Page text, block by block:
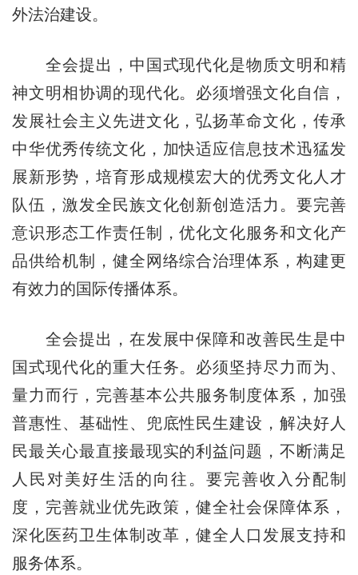
外法治建设。
全会提出，中国式现代化是物质文明和精
神文明相协调的现代化。必须增强文化自信，
发展社会主义先进文化，弘扬革命文化，传承
中华优秀传统文化，加快适应信息技术迅猛发
展新形势，培育形成规模宏大的优秀文化人才
队伍，激发全民族文化创新创造活力。要完善
意识形态工作责任制，优化文化服务和文化产
品供给机制，健全网络综合治理体系，构建更
有效力的国际传播体系。
全会提出，在发展中保障和改善民生是中
国式现代化的重大任务。必须坚持尽力而为、
量力而行，完善基本公共服务制度体系，加强
普惠性、基础性、兜底性民生建设，解决好人
民最关心最直接最现实的利益问题，不断满足
人民对美好生活的向往。要完善收入分配制
度，完善就业优先政策，健全社会保障体系，
深化医药卫生体制改革，健全人口发展支持和
服务体系。